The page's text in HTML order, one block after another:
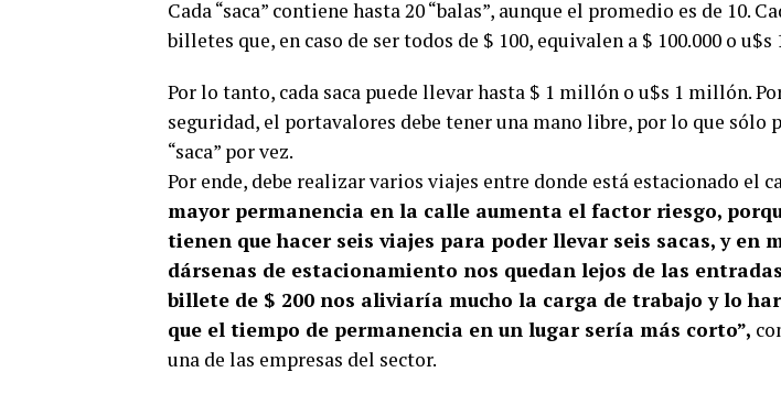
Cada “saca” contiene hasta 20 “balas”, aunque el promedio es de 10.
billetes que, en caso de ser todos de $ 100, equivalen a $ 100.000 o u$s
Por lo tanto, cada saca puede llevar hasta $ 1 millón o u$s 1 millón.
seguridad, el portavalores debe tener una mano libre, por lo que sólo
“saca” por vez.
Por ende, debe realizar varios viajes entre donde está estacionado el
mayor permanencia en la calle aumenta el factor riesgo,
tienen que hacer seis viajes para poder llevar seis sacas, y en
dársenas de estacionamiento nos quedan lejos de las
billete de $ 200 nos aliviaría mucho la carga de trabajo y lo
que el tiempo de permanencia en un lugar sería más corto”,
una de las empresas del sector.